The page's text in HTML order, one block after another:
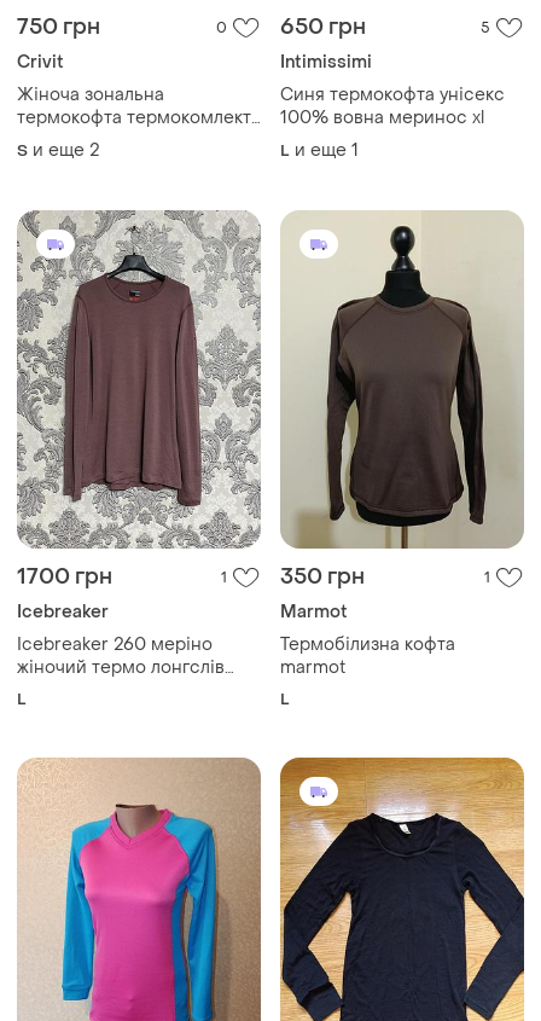
750 грн 0
Crivit
Жіноча зональна
термокофта термокомлект
термоштани crivit /
функціональна спортивна
новое зональное термо
белье
S и еще 2
650 грн 5
Intimissimi
Синя термокофта унісекс
100% вовна меринос xl
L и еще 1
1700 грн 1
Icebreaker
Icebreaker 260 меріно
жіночий термо лонгслів
розмір л оригінал
L
350 грн 1
Marmot
Термобілизна кофта
marmot
L